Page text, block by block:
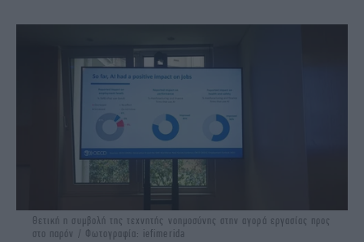
Θετική η συμβολή της τεχνητής νοημοσύνης στην αγορά εργασίας προς
στο παρόν / Φωτογραφία: iefimerida